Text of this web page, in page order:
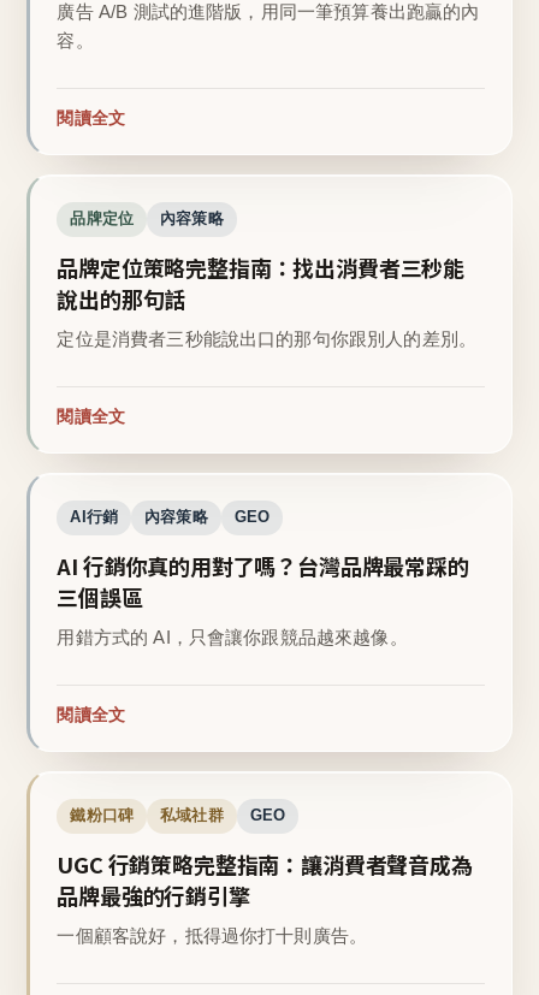
廣告 A/B 測試的進階版，用同一筆預算養出跑贏的內
容。
閱讀全文
品牌定位 內容策略
品牌定位策略完整指南：找出消費者三秒能
說出的那句話
定位是消費者三秒能說出口的那句你跟別人的差別。
閱讀全文
AI行銷 內容策略 GEO
AI 行銷你真的用對了嗎？台灣品牌最常踩的
三個誤區
用錯方式的 AI，只會讓你跟競品越來越像。
閱讀全文
鐵粉口碑 私域社群 GEO
UGC 行銷策略完整指南：讓消費者聲音成為
品牌最強的行銷引擎
一個顧客說好，抵得過你打十則廣告。